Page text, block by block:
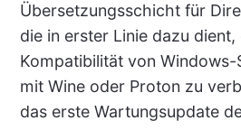
Übersetzungsschicht für
die in erster Linie dazu dient,
Kompatibilität von Windows-
mit Wine oder Proton zu
das erste Wartungsupdate